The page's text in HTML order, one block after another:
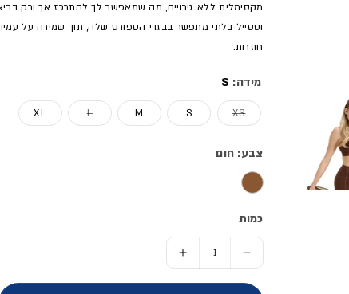
מקסימלית ללא גירויים, מה שמאפשר לך להתרכז אך ורק
וסטייל בלתי מתפשר בבגדי הספורט שלה, תוך שמירה על
חוזרות.
מידה: S
XSאזל המלאי או מוצר לא זמין
S
M
Lאזל המלאי או מוצר
XL
צבע: חום
כמות
הסר כמות ל- חזיית ספורט - נשים
הוסף כמות ל- חזיית ספורט - נשים